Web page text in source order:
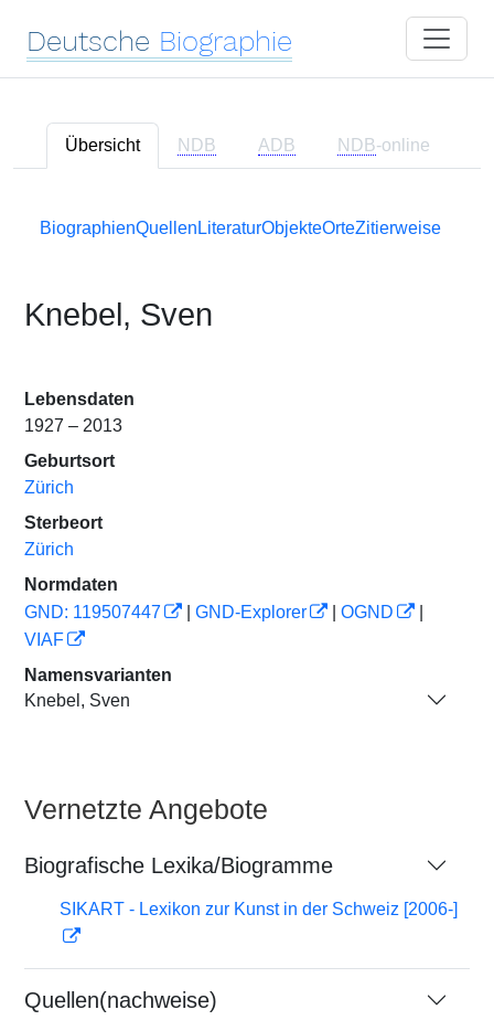
Deutsche Biographie
Übersicht NDB ADB NDB-online
BiographienQuellen LiteraturObjekteOrteZitierweise
Knebel, Sven
Lebensdaten
1927 – 2013
Geburtsort
Zürich
Sterbeort
Zürich
Normdaten
GND: 119507447
GND-Explorer OGND
VIAF
Namensvarianten
Knebel, Sven
Vernetzte Angebote
Biografische Lexika/Biogramme
SIKART - Lexikon zur Kunst in der Schweiz [2006-]
Quellen(nachweise)